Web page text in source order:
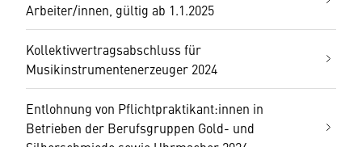
Arbeiter/innen, gültig ab 1.1.2025
Kollektivvertragsabschluss für
Musikinstrumentenerzeuger 2024
Entlohnung von Pflichtpraktikant:innen in
Betrieben der Berufsgruppen Gold- und